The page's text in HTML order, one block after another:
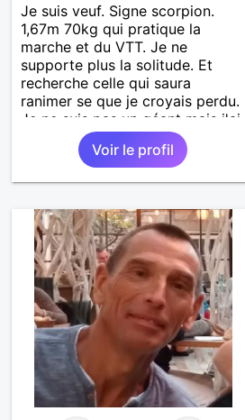
Je suis veuf. Signe scorpion.
1,67m 70kg qui pratique la
marche et du VTT. Je ne
supporte plus la solitude. Et
recherche celle qui saura
ranimer se que je croyais perdu.
Je ne suis pas un géant mais j'ai
un gros coeur. Je supporte pas
le mensonge l'hypocrisie. J'aime
la franchise et l'honnêteté. Les
contacter moi.
Voir le profil